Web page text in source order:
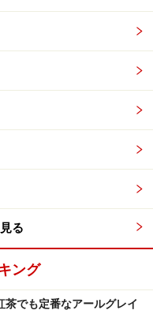
る
ング
茶でも定番なアールグレイ